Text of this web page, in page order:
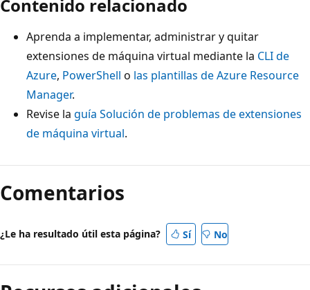
Contenido relacionado
Aprenda a implementar, administrar y quitar
extensiones de máquina virtual mediante la CLI de
Azure, PowerShell o las plantillas de Azure Resource
Manager.
Revise la guía Solución de problemas de extensiones
de máquina virtual.
Comentarios
¿Le ha resultado útil esta página? Sí No